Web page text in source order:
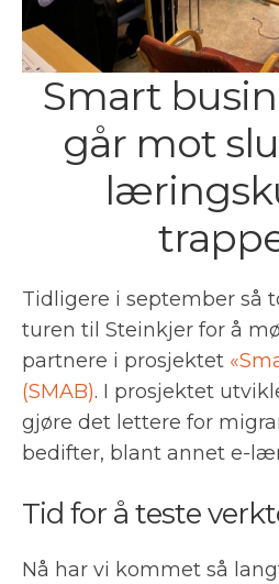
Smart
går mot
Tidligere i september så
turen til Steinkjer for å
partnere i prosjektet
(SMAB). I prosjektet
gjøre det lettere for
bedifter, blant annet e-
Tid for å teste
Nå har vi kommet så